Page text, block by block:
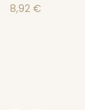
8,92 €